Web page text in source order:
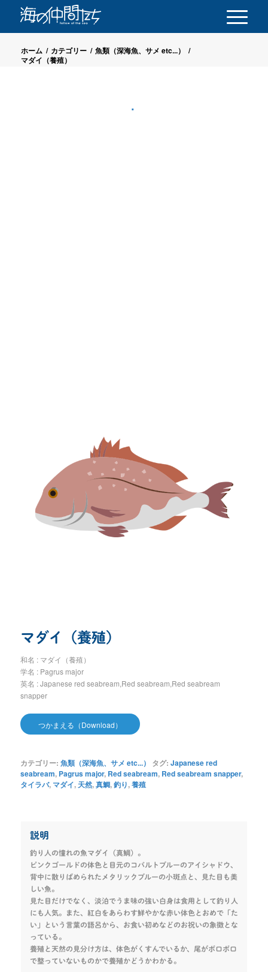
ホーム / カテゴリー / 魚類（深海魚、サメ etc...）
/
マダイ（養殖）
マダイ（養殖）
和名 : マダイ（養殖）
学名 : Pagrus major
英名 : Japanese red seabream,Red seabream,Red seabream
snapper
つかまえる（Download）
カテゴリー: 魚類（深海魚、サメ etc...） タグ: Japanese red
seabream, Pagrus major, Red seabream, Red seabream snapper,
タイラバ, マダイ, 天然,真鯛,釣り,養殖
説明
釣り人の憧れの魚マダイ（真鯛）。
ピンクゴールドの体色と目元のコバルトブルーのアイシャドウ、
背中に散りばめられたメタリックブルーの小斑点と、見た目も美
しい魚。
見た目だけでなく、淡泊でうま味の強い白身は食用として釣り人
にも人気。また、紅白をあらわす鮮やかな赤い体色とおめで「た
い」という言葉の語呂から、お食い初めなどのお祝いの象徴とな
っている。
養殖と天然の見分け方は、体色がくすんでいるか、尾がボロボロ
で整っていないものかで養殖かどうかわかる。